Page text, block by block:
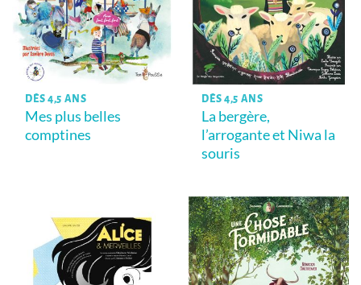
DÈS 4,5 ANS
Mes plus belles
comptines
DÈS 4,5 ANS
La bergère,
l’arrogante et Niwa la
souris